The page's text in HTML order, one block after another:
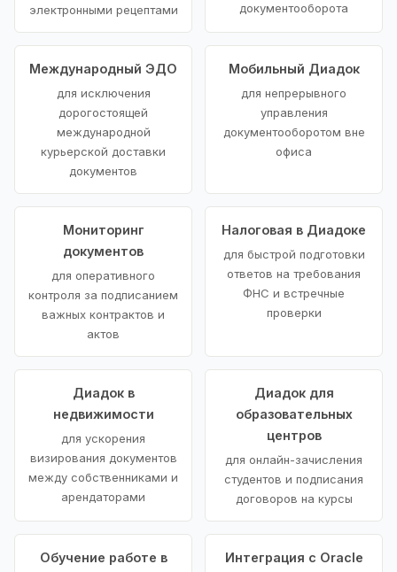
электронными рецептами
документооборота
Международный ЭДО
для исключения
дорогостоящей
международной
курьерской доставки
документов
Мобильный Диадок
для непрерывного
управления
документооборотом вне
офиса
Мониторинг
документов
для оперативного
контроля за подписанием
важных контрактов и
актов
Налоговая в Диадоке
для быстрой подготовки
ответов на требования
ФНС и встречные
проверки
Диадок в
недвижимости
для ускорения
визирования документов
между собственниками и
арендаторами
Диадок для
образовательных
центров
для онлайн-зачисления
студентов и подписания
договоров на курсы
Обучение работе в
Интеграция с Oracle